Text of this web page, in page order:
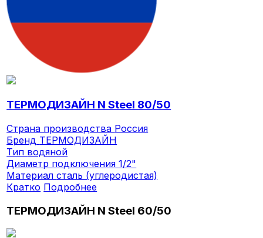
ТЕРМОДИЗАЙН N Steel 80/50
Страна производства Россия
Бренд ТЕРМОДИЗАЙН
Тип водяной
Диаметр подключения1/2"
Материалсталь (углеродистая)
Кратко Подробнее
ТЕРМОДИЗАЙН N Steel 60/50